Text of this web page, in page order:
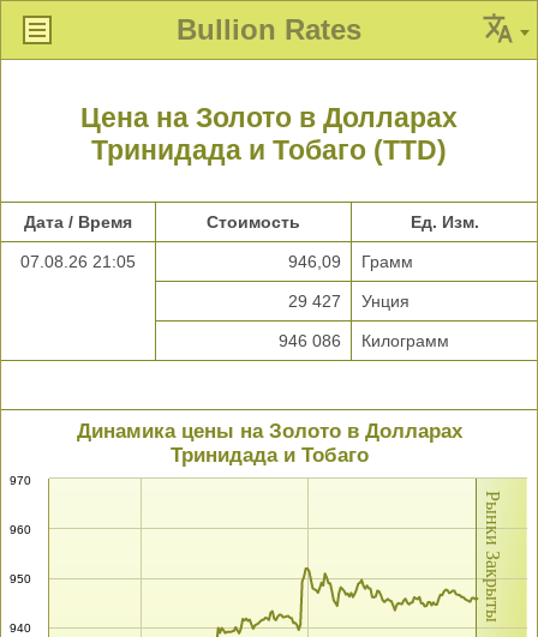
Bullion Rates
Цена на Золото в Долларах
Тринидада и Тобаго (TTD)
Дата / Время Стоимость Ед. Изм.
07.08.26 21:05 946,09 Грамм
29 427 Унция
946 086 Килограмм
Рынки Закрыты
Динамика цены на Золото в Долларах
Тринидада и Тобаго
940
950
960
970